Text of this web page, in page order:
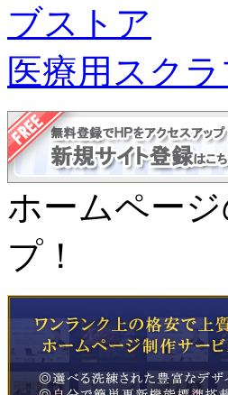
医療用スク
ホームペー
プ！